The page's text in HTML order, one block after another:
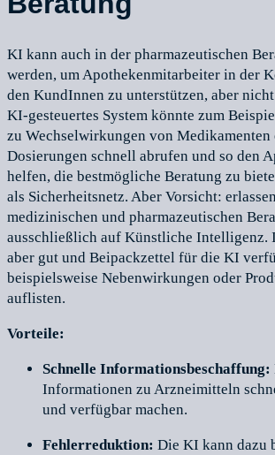
KI kann auch in der pharmazeutischen
werden, um Apothekenmitarbeiter in der
den KundInnen zu unterstützen, aber
KI-gesteuertes System könnte zum
zu Wechselwirkungen von Medikamenten
Dosierungen schnell abrufen und so den
helfen, die bestmögliche Beratung zu
als Sicherheitsnetz. Aber Vorsicht:
medizinischen und pharmazeutischen
ausschließlich auf Künstliche Intelligenz.
aber gut und Beipackzettel für die KI
beispielsweise Nebenwirkungen oder
auflisten.
Vorteile:
Schnelle Informationsbeschaffung:
Informationen zu Arzneimitteln
und verfügbar machen.
Fehlerreduktion: Die KI kann dazu